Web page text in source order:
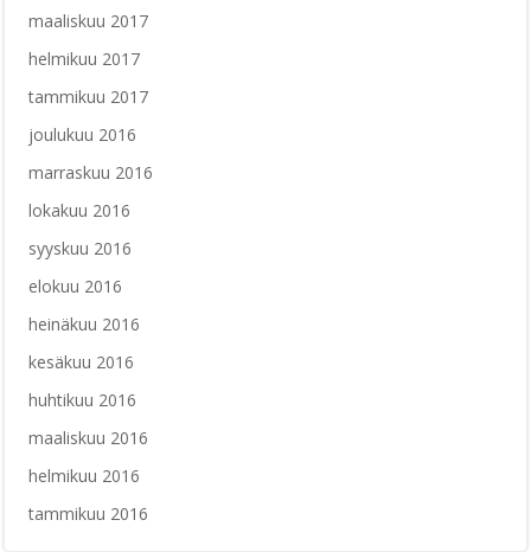
maaliskuu 2017
helmikuu 2017
tammikuu 2017
joulukuu 2016
marraskuu 2016
lokakuu 2016
syyskuu 2016
elokuu 2016
heinäkuu 2016
kesäkuu 2016
huhtikuu 2016
maaliskuu 2016
helmikuu 2016
tammikuu 2016